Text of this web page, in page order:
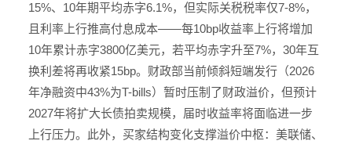
15%、10年期平均赤字6.1%，但实际关税税率仅7-8%，
且利率上行推高付息成本——每10bp收益率上行将增加
10年累计赤字3800亿美元，若平均赤字升至7%，30年互
换利差将再收紧15bp。财政部当前倾斜短端发行（2026
年净融资中43%为T-bills）暂时压制了财政溢价，但预计
2027年将扩大长债拍卖规模，届时收益率将面临进一步
上行压力。此外，买家结构变化支撑溢价中枢：美联储、